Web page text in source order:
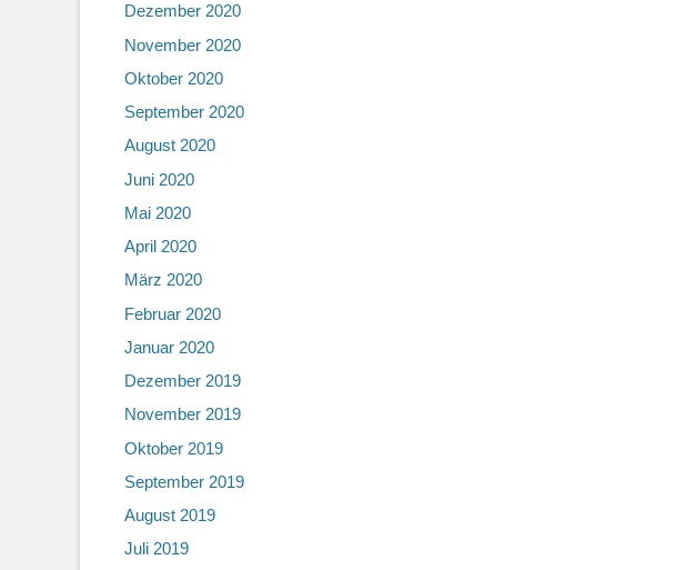
Dezember 2020
November 2020
Oktober 2020
September 2020
August 2020
Juni 2020
Mai 2020
April 2020
März 2020
Februar 2020
Januar 2020
Dezember 2019
November 2019
Oktober 2019
September 2019
August 2019
Juli 2019